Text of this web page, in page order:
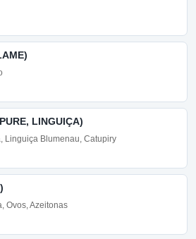
LINGUIÇA)
Linguiça Blumenau, Catupiry
Ovos, Azeitonas